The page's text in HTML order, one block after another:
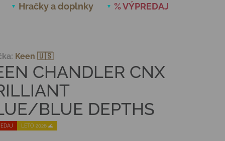
Hračky a doplnky % VÝPREDAJ
LETO 2026 🌊
CHANDLER CNX
BLUE DEPTHS
Keen 🇺🇸